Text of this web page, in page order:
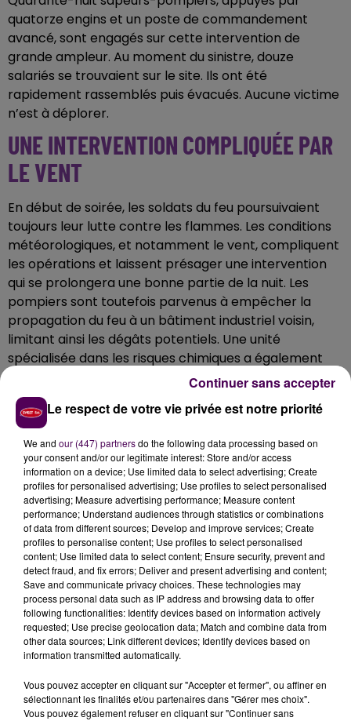
quatorze engins et un poste de commandement
avancé, sont engagés sur cette intervention de
grande ampleur. Au moment du sinistre, douze
salariés se trouvaient sur le site. Ils ont été
rapidement rassemblés puis évacués. Aucune victime
n’est à déplorer.
UNE INTERVENTION COMPLIQUÉE PAR
LE VENT
En début de soirée, les soldats du feu poursuivaient
toujours leur lutte contre les flammes. Les conditions
météorologiques, et notamment le vent, compliquent
les opérations et laissent présager une intervention
qui se prolongera une bonne partie de la nuit. Les
pompiers sont toutefois parvenus à empêcher la
propagation du feu à un bâtiment industriel voisin,
limitant ainsi les dégâts potentiels. Une unité
spécialisée dans les risques chimiques a également
été déployée afin de procéder àdes analyses des
fumées dégagées par l'incendie et d'évaluer un
éventuel risque de pollution.À ce stade, aucune
valeur concernant la qualité de l'air n'a encore été
communiquée.
LA LGV PAS IMPACTÉE
Le respect de votre vie privée est notre priorité
We and our (447) partnersdo the following data processing based on
your consent and/or our legitimate interest: Store and/or access
information on a device; Use limited data to select advertising; Create
profiles for personalised advertising; Use profiles to select personalised
advertising; Measure advertising performance; Measure content
performance; Understand audiences through statistics or combinations
of data from different sources; Develop and improve services; Create
profiles to personalise content; Use profiles to select personalised
content; Use limited data to select content; Ensure security, prevent and
detect fraud, and fix errors; Deliver and present advertising and content;
Save and communicate privacy choices. These technologies may
process personal data such as IP address and browsing data to offer
following functionalities: Identify devices based on information actively
requested; Use precise geolocation data; Match and combine data from
other data sources; Link different devices; Identify devices based on
information transmitted automatically.
Vous pouvez accepter en cliquant sur "Accepter et fermer", ou affiner en
sélectionnant les finalités et/ou partenaires dans "Gérer mes choix".
Vous pouvez également refuser en cliquant sur "Continuer sans
Continuer sans accepter